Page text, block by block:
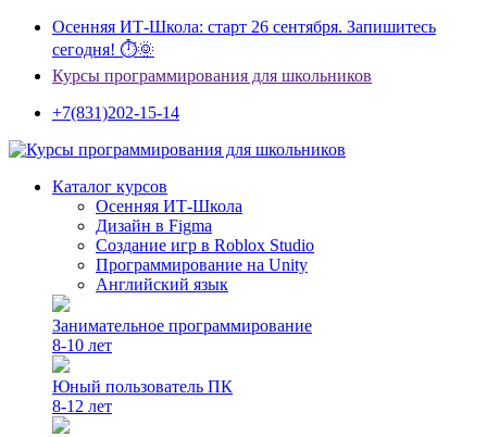
Осенняя ИТ-Школа: старт 26 сентября. Запишитесь
сегодня! ⏱🌞
Курсы программирования для школьников
+7(831)202-15-14
Каталог курсов
Осенняя ИТ-Школа
Дизайн в Figma
Создание игр в Roblox Studio
Программирование на Unity
Английский язык
Занимательное программирование
8-10 лет
Юный пользователь ПК
8-12 лет